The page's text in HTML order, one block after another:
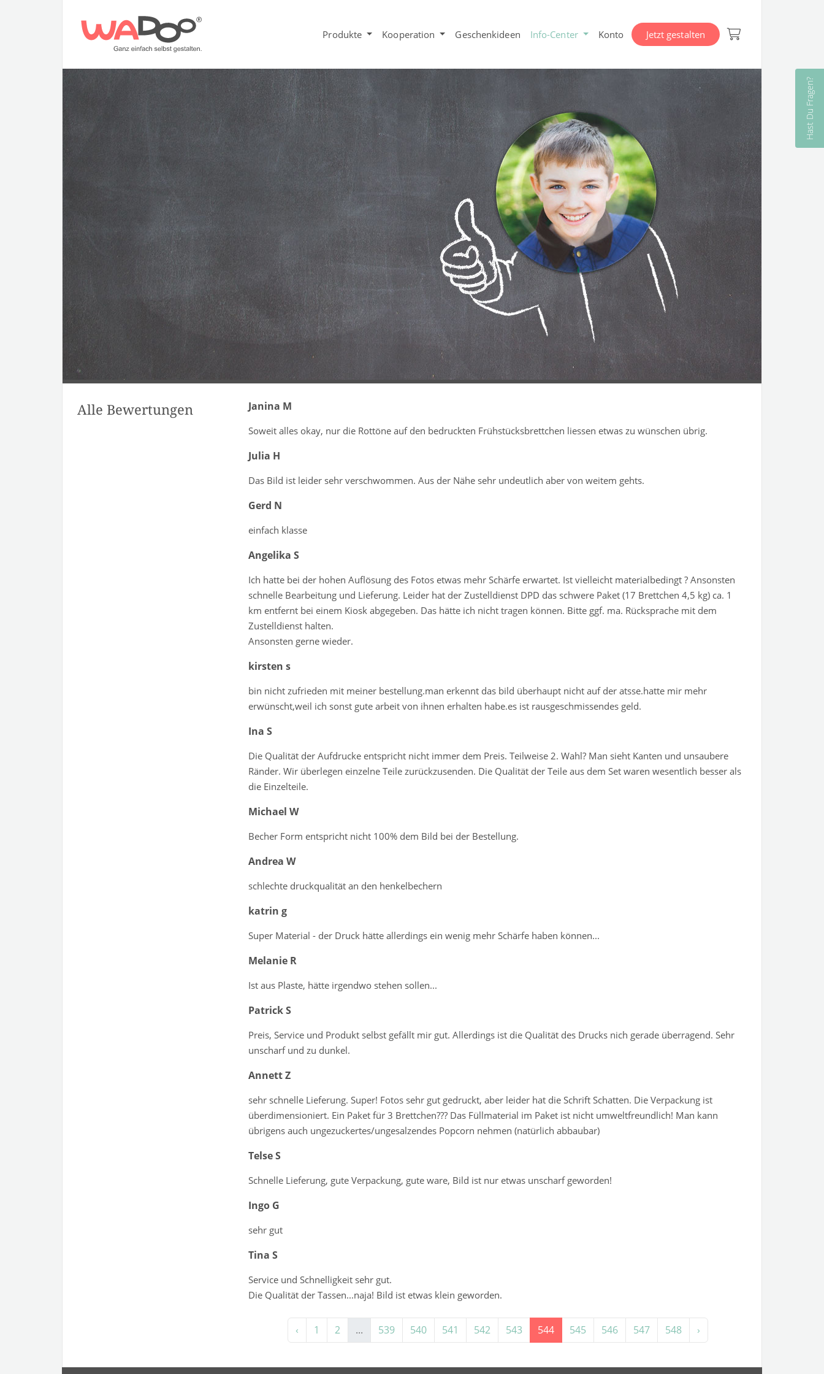
Produkte Kooperation Geschenkideen Info-Center Konto Jetzt gestalten
Hast Du Fragen?
Alle Bewertungen Janina M
Soweit alles okay, nur die Rottöne auf den bedruckten Frühstücksbrettchen liessen etwas zu wünschen übrig.
Julia H
Das Bild ist leider sehr verschwommen. Aus der Nähe sehr undeutlich aber von weitem gehts.
Gerd N
einfach klasse
Angelika S
Ich hatte bei der hohen Auflösung des Fotos etwas mehr Schärfe erwartet. Ist vielleicht materialbedingt ? Ansonsten
schnelle Bearbeitung und Lieferung. Leider hat der Zustelldienst DPD das schwere Paket (17 Brettchen 4,5 kg) ca. 1
km entfernt bei einem Kiosk abgegeben. Das hätte ich nicht tragen können. Bitte ggf. ma. Rücksprache mit dem
Zustelldienst halten.
Ansonsten gerne wieder.
kirsten s
bin nicht zufrieden mit meiner bestellung.man erkennt das bild überhaupt nicht auf der atsse.hatte mir mehr
erwünscht,weil ich sonst gute arbeit von ihnen erhalten habe.es ist rausgeschmissendes geld.
Ina S
Die Qualität der Aufdrucke entspricht nicht immer dem Preis. Teilweise 2. Wahl? Man sieht Kanten und unsaubere
Ränder. Wir überlegen einzelne Teile zurückzusenden. Die Qualität der Teile aus dem Set waren wesentlich besser als
die Einzelteile.
Michael W
Becher Form entspricht nicht 100% dem Bild bei der Bestellung.
Andrea W
schlechte druckqualität an den henkelbechern
katrin g
Super Material - der Druck hätte allerdings ein wenig mehr Schärfe haben können...
Melanie R
Ist aus Plaste, hätte irgendwo stehen sollen...
Patrick S
Preis, Service und Produkt selbst gefällt mir gut. Allerdings ist die Qualität des Drucks nich gerade überragend. Sehr
unscharf und zu dunkel.
Annett Z
sehr schnelle Lieferung. Super! Fotos sehr gut gedruckt, aber leider hat die Schrift Schatten. Die Verpackung ist
überdimensioniert. Ein Paket für 3 Brettchen??? Das Füllmaterial im Paket ist nicht umweltfreundlich! Man kann
übrigens auch ungezuckertes/ungesalzendes Popcorn nehmen (natürlich abbaubar)
Telse S
Schnelle Lieferung, gute Verpackung, gute ware, Bild ist nur etwas unscharf geworden!
Ingo G
sehr gut
Tina S
Service und Schnelligkeit sehr gut.
Die Qualität der Tassen...naja! Bild ist etwas klein geworden.
‹ 1 2 ... 539 540 541 542 543 544 545 546 547 548 ›